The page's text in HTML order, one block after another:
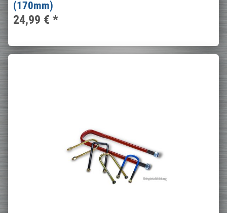
(170mm)
24,99 € *